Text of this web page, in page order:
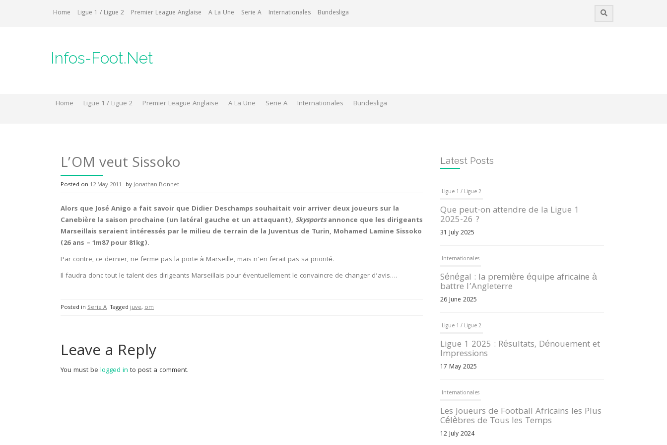
Home Ligue 1 / Ligue 2 Premier League Anglaise A La Une Serie A Internationales Bundesliga
Infos-Foot.Net
Home Ligue 1 / Ligue 2 Premier League Anglaise A La Une Serie A Internationales Bundesliga
L’OM veut Sissoko
Posted on 12 May 2011 byJonathan Bonnet
Alors que José Anigo a fait savoir que Didier Deschamps souhaitait voir arriver deux joueurs sur la
Canebière la saison prochaine (un latéral gauche et un attaquant), Skysportsannonce que les dirigeants
Marseillais seraient intéressés par le milieu de terrain de la Juventus de Turin, Mohamed Lamine Sissoko
(26 ans – 1m87 pour 81kg).
Par contre, ce dernier, ne ferme pas la porte à Marseille, mais n’en ferait pas sa priorité.
Il faudra donc tout le talent des dirigeants Marseillais pour éventuellement le convaincre de changer d’avis….
Posted in Serie A Taggedjuve, om
Leave a Reply
You must be logged in to post a comment.
Latest Posts
Ligue 1 / Ligue 2
Que peut-on attendre de la Ligue 1
2025-26 ?
31 July 2025
Internationales
Sénégal : la première équipe africaine à
battre l’Angleterre
26 June 2025
Ligue 1 / Ligue 2
Ligue 1 2025 : Résultats, Dénouement et
Impressions
17 May 2025
Internationales
Les Joueurs de Football Africains les Plus
Célèbres de Tous les Temps
12 July 2024